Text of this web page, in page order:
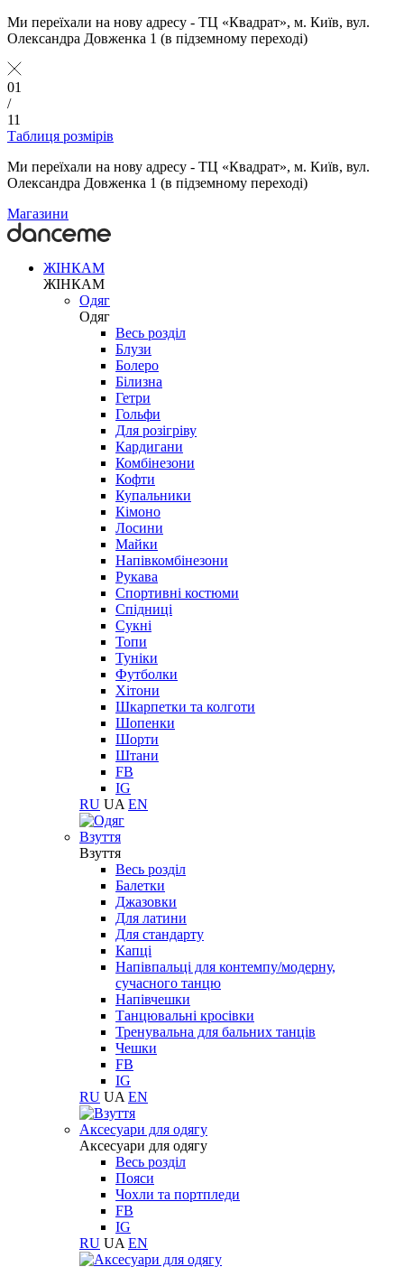
Ми переїхали на нову адресу - ТЦ «Квадрат», м. Київ, вул.
Олександра Довженка 1 (в підземному переході)
01
/
11
Таблиця розмірів
Ми переїхали на нову адресу - ТЦ «Квадрат», м. Київ, вул.
Олександра Довженка 1 (в підземному переході)
Магазини
ЖІНКАМ
ЖІНКАМ
Одяг
Одяг
Весь розділ
Блузи
Болеро
Білизна
Гетри
Гольфи
Для розігріву
Кардигани
Комбінезони
Кофти
Купальники
Кімоно
Лосини
Майки
Напівкомбінезони
Рукава
Спортивні костюми
Спідниці
Сукні
Топи
Туніки
Футболки
Хітони
Шкарпетки та колготи
Шопенки
Шорти
Штани
FB
IG
RU UA EN
Взуття
Взуття
Весь розділ
Балетки
Джазовки
Для латини
Для стандарту
Капці
Напівпальці для контемпу/модерну,
сучасного танцю
Напівчешки
Танцювальні кросівки
Тренувальна для бальних танців
Чешки
FB
IG
RU UA EN
Aксесуари для одягу
Aксесуари для одягу
Весь розділ
Пояси
Чохли та портпледи
FB
IG
RU UA EN